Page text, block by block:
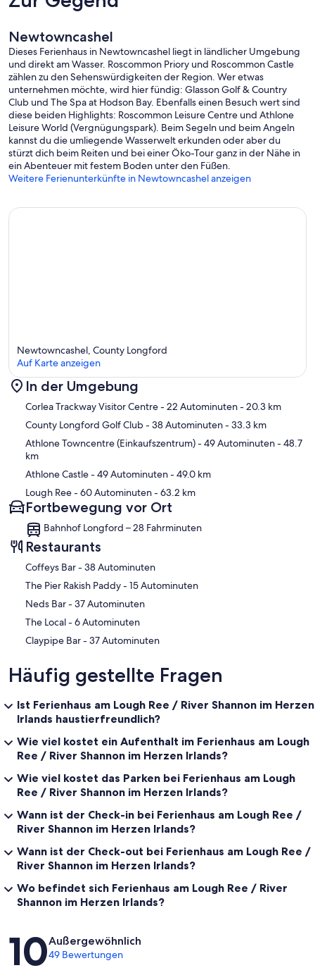
Newtowncashel
Dieses Ferienhaus in Newtowncashel liegt in ländlicher Umgebung
und direkt am Wasser. Roscommon Priory und Roscommon Castle
zählen zu den Sehenswürdigkeiten der Region. Wer etwas
unternehmen möchte, wird hier fündig: Glasson Golf & Country
Club und The Spa at Hodson Bay. Ebenfalls einen Besuch wert sind
diese beiden Highlights: Roscommon Leisure Centre und Athlone
Leisure World (Vergnügungspark). Beim Segeln und beim Angeln
kannst du die umliegende Wasserwelt erkunden oder aber du
stürzt dich beim Reiten und bei einer Öko-Tour ganz in der Nähe in
ein Abenteuer mit festem Boden unter den Füßen.
Weitere Ferienunterkünfte in Newtowncashel anzeigen
Karte
Newtowncashel, County Longford
Auf Karte anzeigen
In der Umgebung
Corlea Trackway Visitor Centre- 22 Autominuten- 20.3 km
County Longford Golf Club- 38 Autominuten- 33.3 km
Athlone Towncentre (Einkaufszentrum)- 49 Autominuten- 48.7
km
Athlone Castle- 49 Autominuten- 49.0 km
Lough Ree- 60 Autominuten- 63.2 km
Fortbewegung vor Ort
Bahnhof Longford – 28 Fahrminuten
Restaurants
‪Coffeys Bar - ‬38 Autominuten
‪The Pier Rakish Paddy - ‬15 Autominuten
‪Neds Bar - ‬37 Autominuten
‪The Local - ‬6 Autominuten
‪Claypipe Bar - ‬37 Autominuten
Häufig gestellte Fragen
Ist Ferienhaus am Lough Ree / River Shannon im Herzen
Irlands haustierfreundlich?
Wie viel kostet ein Aufenthalt im Ferienhaus am Lough
Ree / River Shannon im Herzen Irlands?
Wie viel kostet das Parken bei Ferienhaus am Lough
Ree / River Shannon im Herzen Irlands?
Wann ist der Check-in bei Ferienhaus am Lough Ree /
River Shannon im Herzen Irlands?
Wann ist der Check-out bei Ferienhaus am Lough Ree /
River Shannon im Herzen Irlands?
Wo befindet sich Ferienhaus am Lough Ree / River
Shannon im Herzen Irlands?
Bewertungen
10Außergewöhnlich
49 Bewertungen